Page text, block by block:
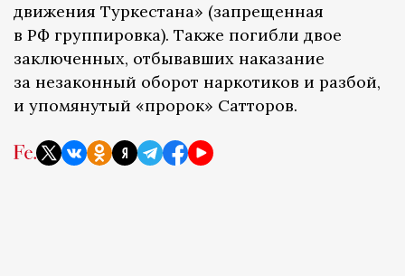
движения Туркестана» (запрещенная
в РФ группировка). Также погибли двое
заключенных, отбывавших наказание
за незаконный оборот наркотиков и разбой,
и упомянутый «пророк» Сатторов.